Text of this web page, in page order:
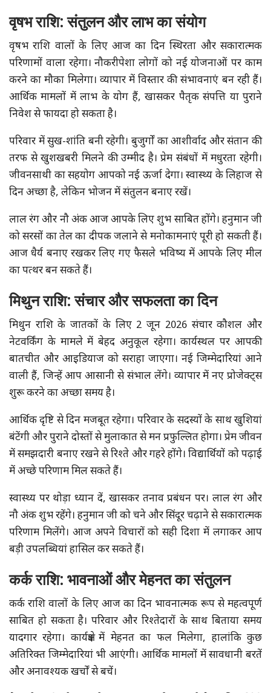
वृषभ राशि: संतुलन और लाभ का संयोग
वृषभ राशि वालों के लिए आज का दिन स्थिरता और सकारात्मक
परिणामों वाला रहेगा। नौकरीपेशा लोगों को नई योजनाओं पर काम
करने का मौका मिलेगा। व्यापार में विस्तार की संभावनाएं बन रही हैं।
आर्थिक मामलों में लाभ के योग हैं, खासकर पैतृक संपत्ति या पुराने
निवेश से फायदा हो सकता है।
परिवार में सुख-शांति बनी रहेगी। बुजुर्गों का आशीर्वाद और संतान की
तरफ से खुशखबरी मिलने की उम्मीद है। प्रेम संबंधों में मधुरता रहेगी।
जीवनसाथी का सहयोग आपको नई ऊर्जा देगा। स्वास्थ्य के लिहाज से
दिन अच्छा है, लेकिन भोजन में संतुलन बनाए रखें।
लाल रंग और नौ अंक आज आपके लिए शुभ साबित होंगे। हनुमान जी
को सरसों का तेल का दीपक जलाने से मनोकामनाएं पूरी हो सकती हैं।
आज धैर्य बनाए रखकर लिए गए फैसले भविष्य में आपके लिए मील
का पत्थर बन सकते हैं।
मिथुन राशि: संचार और सफलता का दिन
मिथुन राशि के जातकों के लिए 2 जून 2026 संचार कौशल और
नेटवर्किंग के मामले में बेहद अनुकूल रहेगा। कार्यस्थल पर आपकी
बातचीत और आइडियाज को सराहा जाएगा। नई जिम्मेदारियां आने
वाली हैं, जिन्हें आप आसानी से संभाल लेंगे। व्यापार में नए प्रोजेक्ट्स
शुरू करने का अच्छा समय है।
आर्थिक दृष्टि से दिन मजबूत रहेगा। परिवार के सदस्यों के साथ खुशियां
बंटेंगी और पुराने दोस्तों से मुलाकात से मन प्रफुल्लित होगा। प्रेम जीवन
में समझदारी बनाए रखने से रिश्ते और गहरे होंगे। विद्यार्थियों को पढ़ाई
में अच्छे परिणाम मिल सकते हैं।
स्वास्थ्य पर थोड़ा ध्यान दें, खासकर तनाव प्रबंधन पर। लाल रंग और
नौ अंक शुभ रहेंगे। हनुमान जी को चने और सिंदूर चढ़ाने से सकारात्मक
परिणाम मिलेंगे। आज अपने विचारों को सही दिशा में लगाकर आप
बड़ी उपलब्धियां हासिल कर सकते हैं।
कर्क राशि: भावनाओं और मेहनत का संतुलन
कर्क राशि वालों के लिए आज का दिन भावनात्मक रूप से महत्वपूर्ण
साबित हो सकता है। परिवार और रिश्तेदारों के साथ बिताया समय
यादगार रहेगा। कार्यक्षेत्र में मेहनत का फल मिलेगा, हालांकि कुछ
अतिरिक्त जिम्मेदारियां भी आएंगी। आर्थिक मामलों में सावधानी बरतें
और अनावश्यक खर्चों से बचें।